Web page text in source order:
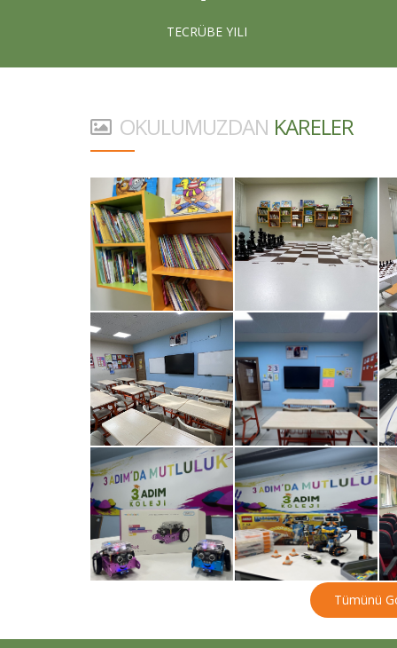
TECRÜBE YILI
OKULUMUZDAN KARELER
Tümünü